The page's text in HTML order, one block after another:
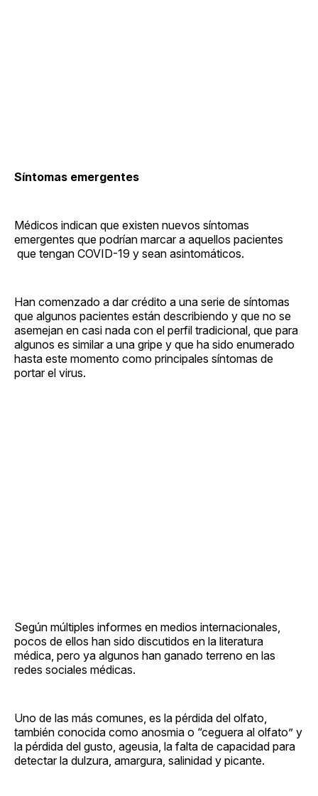
Síntomas emergentes
Médicos indican que existen nuevos síntomas
emergentes que podrían marcar a aquellos pacientes
que tengan COVID-19 y sean asintomáticos.
Han comenzado a dar crédito a una serie de síntomas
que algunos pacientes están describiendo y que no se
asemejan en casi nada con el perfil tradicional, que para
algunos es similar a una gripe y que ha sido enumerado
hasta este momento como principales síntomas de
portar el virus.
Según múltiples informes en medios internacionales,
pocos de ellos han sido discutidos en la literatura
médica, pero ya algunos han ganado terreno en las
redes sociales médicas.
Uno de las más comunes, es la pérdida del olfato,
también conocida como anosmia o “ceguera al olfato” y
la pérdida del gusto, ageusia, la falta de capacidad para
detectar la dulzura, amargura, salinidad y picante.